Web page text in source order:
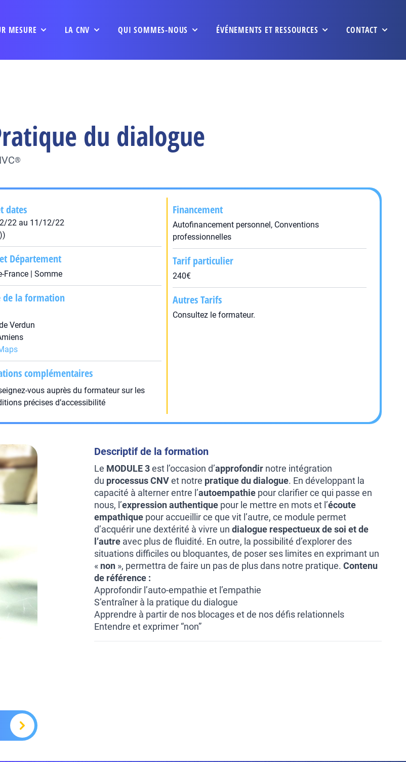
MESURE LA CNV QUI SOMMES-NOUS ÉVÉNEMENTS ET RESSOURCES CONTACT
du dialogue
®
dates
22 au 11/12/22
Département
France | Somme
de la formation
Verdun
complémentaires
vous auprès du formateur sur les
précises d’accessibilité
Financement
Autofinancement personnel, Conventions
professionnelles
Tarif particulier
240€
Autres Tarifs
Consultez le formateur.
Descriptif de la formation
Le MODULE 3est l’occasion d’approfondir notre intégration
du processus CNVet notre pratique du dialogue. En développant la
capacité à alterner entre l’autoempathie pour clarifier ce qui passe en
nous, l’expression authentique pour le mettre en mots et l’écoute
empathique pour accueillir ce que vit l’autre, ce module permet
d’acquérir une dextérité à vivre un dialogue respectueux de soi et de
l’autre avec plus de fluidité. En outre, la possibilité d’explorer des
situations difficiles ou bloquantes, de poser ses limites en exprimant un
« non », permettra de faire un pas de plus dans notre pratique. Contenu
de référence :
Approfondir l’auto-empathie et l’empathie
S’entraîner à la pratique du dialogue
Apprendre à partir de nos blocages et de nos défis relationnels
Entendre et exprimer “non”